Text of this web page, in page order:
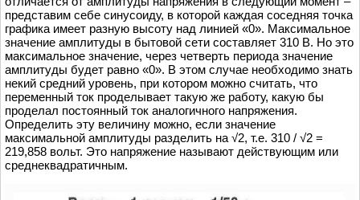
представим себе синусоиду, в которой каждая соседняя точка
графика имеет разную высоту над линией «0». Максимальное
значение амплитуды в бытовой сети составляет 310 В. Но это
максимальное значение, через четверть периода значение
амплитуды будет равно «0». В этом случае необходимо знать
некий средний уровень, при котором можно считать, что
переменный ток проделывает такую же работу, какую бы
проделал постоянный ток аналогичного напряжения.
Определить эту величину можно, если значение
максимальной амплитуды разделить на √2, т.е. 310 / √2 =
219,858 вольт. Это напряжение называют действующим или
среднеквадратичным.